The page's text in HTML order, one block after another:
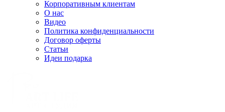
Корпоративным клиентам
О нас
Видео
Политика конфиденциальности
Договор оферты
Статьи
Идеи подарка